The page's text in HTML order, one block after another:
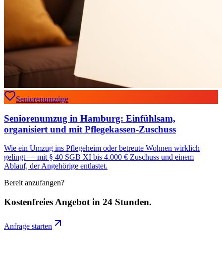
Seniorenumzüge
Seniorenumzug in Hamburg: Einfühlsam,
organisiert und mit Pflegekassen-Zuschuss
Wie ein Umzug ins Pflegeheim oder betreute Wohnen wirklich
gelingt — mit § 40 SGB XI bis 4.000 € Zuschuss und einem
Ablauf, der Angehörige entlastet.
Bereit anzufangen?
Kostenfreies Angebot in 24 Stunden.
Anfrage starten